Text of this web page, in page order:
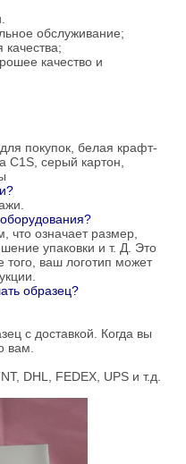
обслуживание;
качество и
покупок, белая крафт-
C1S, серый картон,
что означает размер,
упаковки и т. Д. Это
того, ваш логотип может
образец?
с доставкой. Когда вы
вам.
DHL, FEDEX, UPS и т.д.